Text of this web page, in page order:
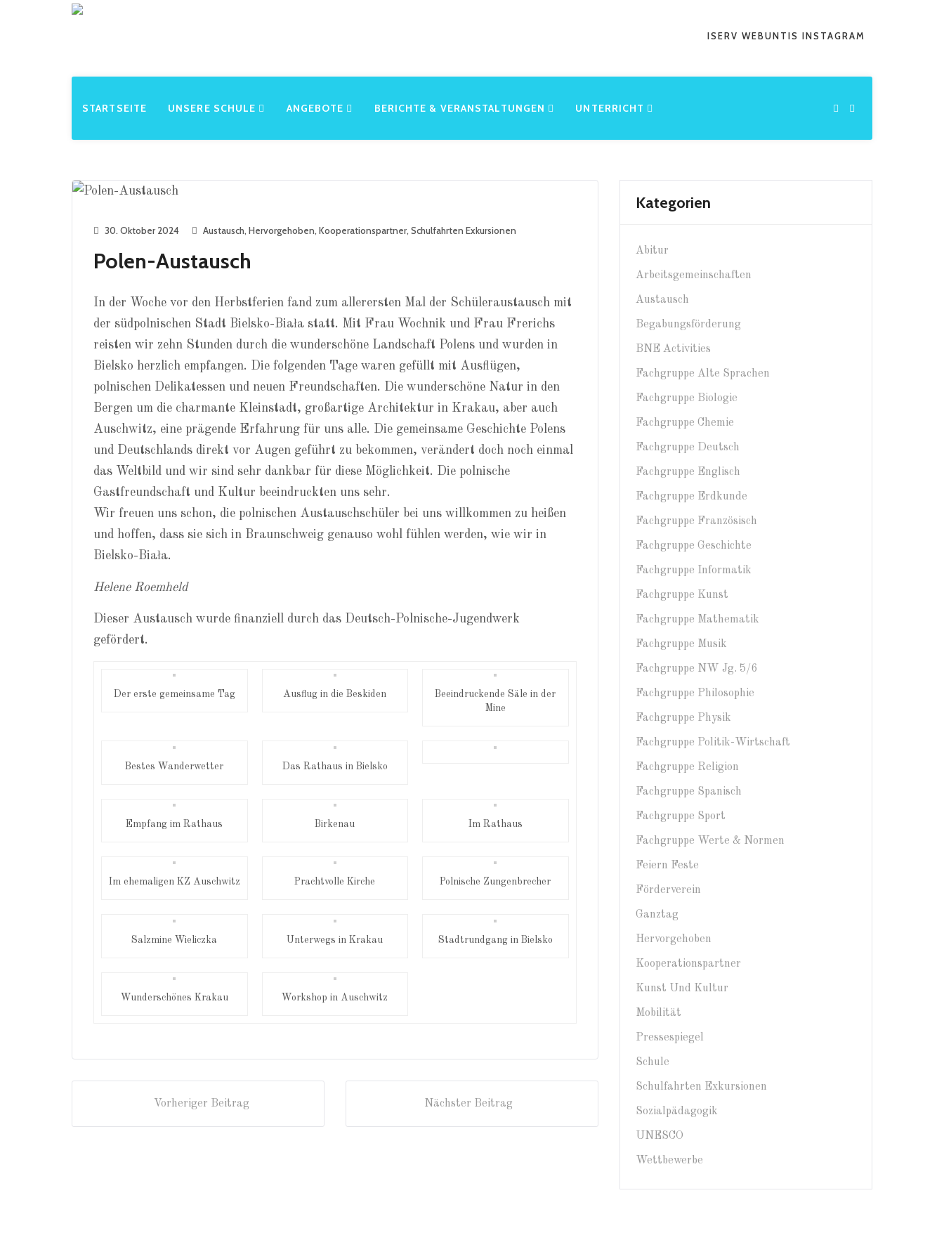
ISERV WEBUNTIS INSTAGRAM
STARTSEITE UNSERE SCHULE ANGEBOTE BERICHTE & VERANSTALTUNGEN UNTERRICHT
30. Oktober 2024 Austausch, Hervorgehoben, Kooperationspartner, Schulfahrten Exkursionen
Polen-Austausch
In der Woche vor den Herbstferien fand zum allerersten Mal der Schüleraustausch mit
der südpolnischen Stadt Bielsko-Biała statt. Mit Frau Wochnik und Frau Frerichs
reisten wir zehn Stunden durch die wunderschöne Landschaft Polens und wurden in
Bielsko herzlich empfangen. Die folgenden Tage waren gefüllt mit Ausflügen,
polnischen Delikatessen und neuen Freundschaften. Die wunderschöne Natur in den
Bergen um die charmante Kleinstadt, großartige Architektur in Krakau, aber auch
Auschwitz, eine prägende Erfahrung für uns alle. Die gemeinsame Geschichte Polens
und Deutschlands direkt vor Augen geführt zu bekommen, verändert doch noch einmal
das Weltbild und wir sind sehr dankbar für diese Möglichkeit. Die polnische
Gastfreundschaft und Kultur beeindruckten uns sehr.
Wir freuen uns schon, die polnischen Austauschschüler bei uns willkommen zu heißen
und hoffen, dass sie sich in Braunschweig genauso wohl fühlen werden, wie wir in
Bielsko-Biała.
Helene Roemheld
Dieser Austausch wurde finanziell durch das Deutsch-Polnische-Jugendwerk
gefördert.
Der erste gemeinsame Tag Ausflug in die Beskiden
Beeindruckende Säle in der
Mine
Bestes Wanderwetter Das Rathaus in Bielsko
Empfang im Rathaus Birkenau Im Rathaus
Im ehemaligen KZ Auschwitz Prachtvolle Kirche Polnische Zungenbrecher
Salzmine Wieliczka Unterwegs in Krakau Stadtrundgang in Bielsko
Wunderschönes Krakau Workshop in Auschwitz
Vorheriger Beitrag Nächster Beitrag
Kategorien
Abitur
Arbeitsgemeinschaften
Austausch
Begabungsförderung
BNE Activities
Fachgruppe Alte Sprachen
Fachgruppe Biologie
Fachgruppe Chemie
Fachgruppe Deutsch
Fachgruppe Englisch
Fachgruppe Erdkunde
Fachgruppe Französisch
Fachgruppe Geschichte
Fachgruppe Informatik
Fachgruppe Kunst
Fachgruppe Mathematik
Fachgruppe Musik
Fachgruppe NW Jg. 5/6
Fachgruppe Philosophie
Fachgruppe Physik
Fachgruppe Politik-Wirtschaft
Fachgruppe Religion
Fachgruppe Spanisch
Fachgruppe Sport
Fachgruppe Werte & Normen
Feiern Feste
Förderverein
Ganztag
Hervorgehoben
Kooperationspartner
Kunst Und Kultur
Mobilität
Pressespiegel
Schule
Schulfahrten Exkursionen
Sozialpädagogik
UNESCO
Wettbewerbe